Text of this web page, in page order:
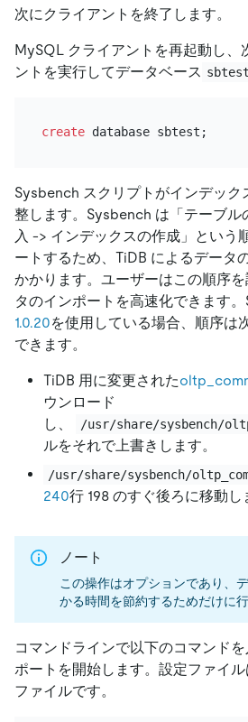
次にクライアントを終了します。
MySQL クライアントを再起動し、
ントを実行してデータベース sbtest
create
Sysbench スクリプトがインデック
整します。Sysbench は「テーブル
入 -> インデックスの作成」という
ートするため、TiDB によるデータ
かかります。ユーザーはこの順序
タのインポートを高速化できます
1.0.20を使用している場合、順序は
できます。
TiDB 用に変更された
ウンロード
し、
/usr/share/sysbench/
ルをそれで上書きします。
/usr/share/sysbench/
240行 198 のすぐ後ろに移動し
ノート
この操作はオプションであり、
かる時間を節約するためだけに行
コマンドラインで以下のコマンド
ポートを開始します。設定ファイ
ファイルです。